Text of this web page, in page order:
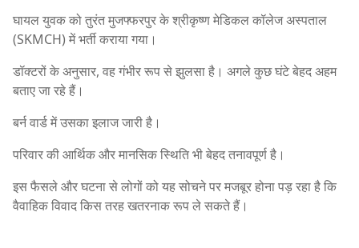
घायल युवक को तुरंत मुजफ्फरपुर के श्रीकृष्ण मेडिकल कॉलेज अस्पताल
(SKMCH) में भर्ती कराया गया।
डॉक्टरों के अनुसार, वह गंभीर रूप से झुलसा है। अगले कुछ घंटे बेहद अहम
बताए जा रहे हैं।
बर्न वार्ड में उसका इलाज जारी है।
परिवार की आर्थिक और मानसिक स्थिति भी बेहद तनावपूर्ण है।
इस फैसले और घटना से लोगों को यह सोचने पर मजबूर होना पड़ रहा है कि
वैवाहिक विवाद किस तरह खतरनाक रूप ले सकते हैं।